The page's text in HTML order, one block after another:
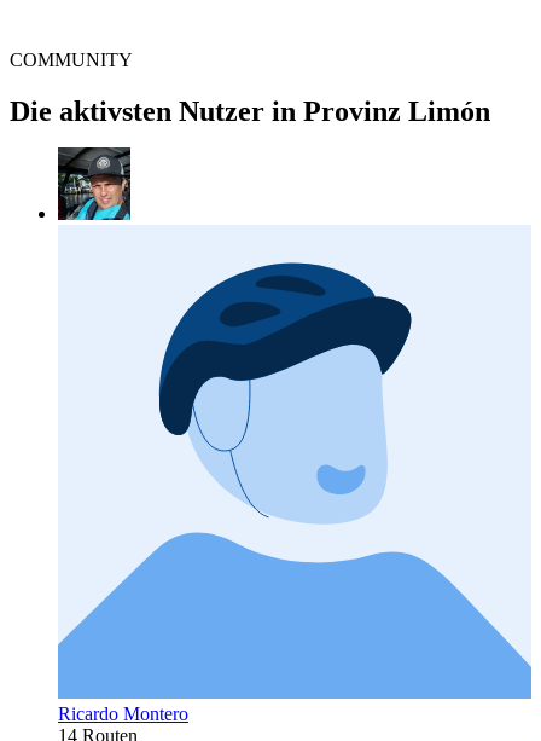
COMMUNITY
Die aktivsten Nutzer in Provinz Limón
Ricardo Montero
14 Routen